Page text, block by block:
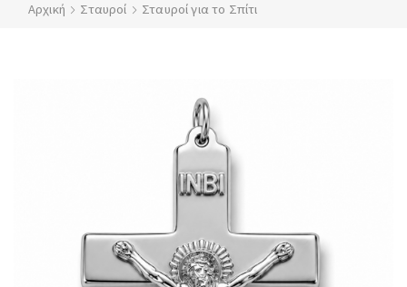
Αρχική Σταυροί Σταυροί για το Σπίτι